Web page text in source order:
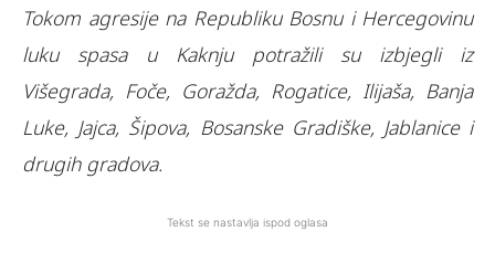
Tokom agresije na Republiku Bosnu i Hercegovinu
luku spasa u Kaknju potražili su izbjegli iz
Višegrada, Foče, Goražda, Rogatice, Ilijaša, Banja
Luke, Jajca, Šipova, Bosanske Gradiške, Jablanice i
drugih gradova.
Tekst se nastavlja ispod oglasa